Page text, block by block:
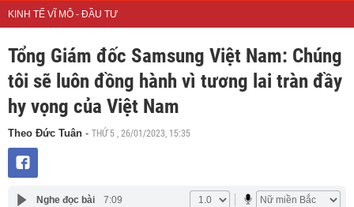
KINH TẾ VĨ MÔ - ĐẦU TƯ
Tổng Giám đốc Samsung Việt Nam: Chúng
tôi sẽ luôn đồng hành vì tương lai tràn đầy
hy vọng của Việt Nam
Theo Đức Tuân - THỨ 5 , 26/01/2023, 15:35
Nghe đọc bài 7:09